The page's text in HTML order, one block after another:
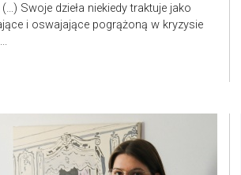
Swoje dzieła niekiedy traktuje jako
i oswajające pogrążoną w kryzysie